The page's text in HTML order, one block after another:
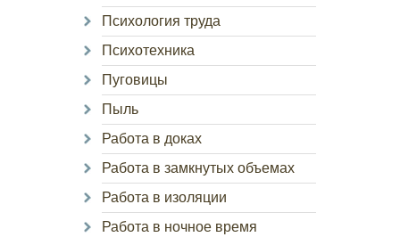
Психология труда
Психотехника
Пуговицы
Пыль
Работа в доках
Работа в замкнутых объемах
Работа в изоляции
Работа в ночное время